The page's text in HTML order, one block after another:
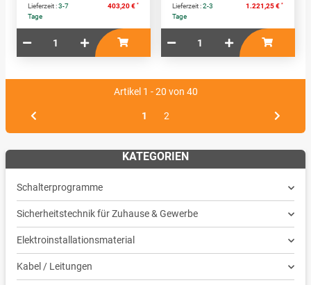
Lieferzeit :3-7
Tage
403,20 € * Lieferzeit :2-3
Tage
1.221,25 € *
Artikel 1 - 20 von 40
1 2
KATEGORIEN
Schalterprogramme
Sicherheitstechnik für Zuhause & Gewerbe
Elektroinstallationsmaterial
Kabel / Leitungen